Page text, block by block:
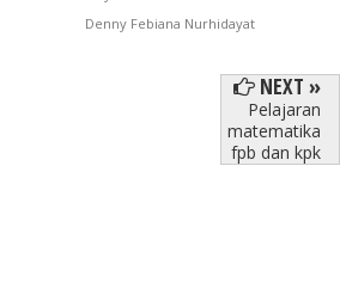
Denny Febiana Nurhidayat
NEXT »
Pelajaran
matematika
fpb dan kpk